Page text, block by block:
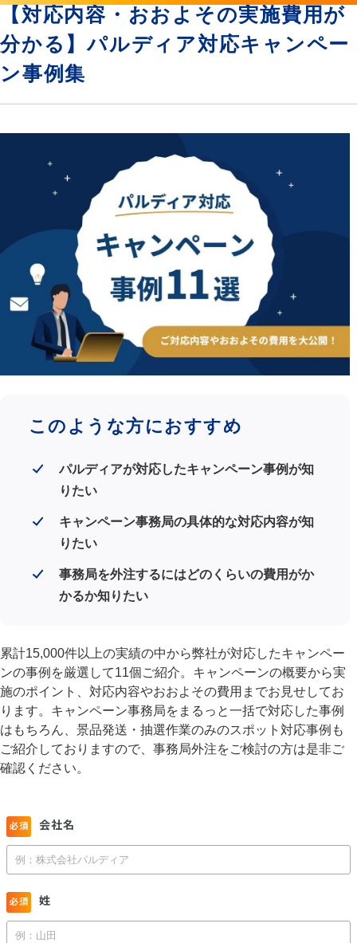
【対応内容・おおよその実施費用が
分かる】パルディア対応キャンペー
ン事例集
このような方におすすめ
パルディアが対応したキャンペーン事例が知
りたい
キャンペーン事務局の具体的な対応内容が知
りたい
事務局を外注するにはどのくらいの費用がか
かるか知りたい
累計15,000件以上の実績の中から弊社が対応したキャンペー
ンの事例を厳選して11個ご紹介。キャンペーンの概要から実
施のポイント、対応内容やおおよその費用までお見せしてお
ります。キャンペーン事務局をまるっと一括で対応した事例
はもちろん、景品発送・抽選作業のみのスポット対応事例も
ご紹介しておりますので、事務局外注をご検討の方は是非ご
確認ください。